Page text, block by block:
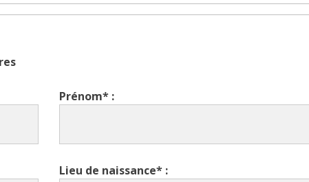
Prénom* :
Lieu de naissance* :